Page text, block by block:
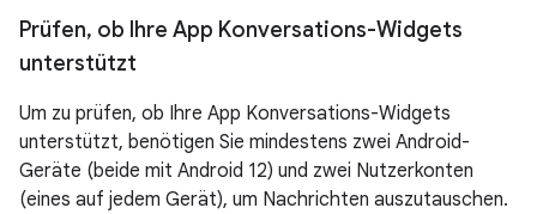
Prüfen, ob Ihre App Konversations-Widgets
unterstützt
Um zu prüfen, ob Ihre App Konversations-Widgets
unterstützt, benötigen Sie mindestens zwei Android-
Geräte (beide mit Android 12) und zwei Nutzerkonten
(eines auf jedem Gerät), um Nachrichten auszutauschen.